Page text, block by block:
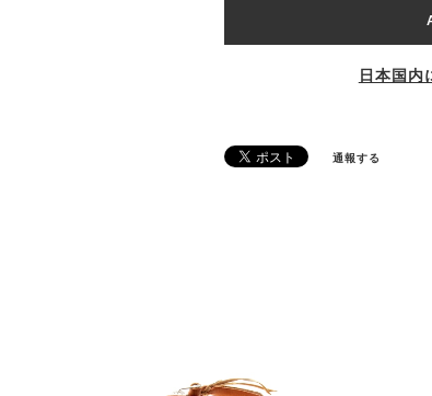
日本国内
通報する